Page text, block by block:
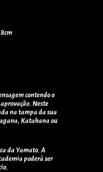
contendo o
Neste
na tampa da sua
Katakana ou
da Yamato. A
poderá ser